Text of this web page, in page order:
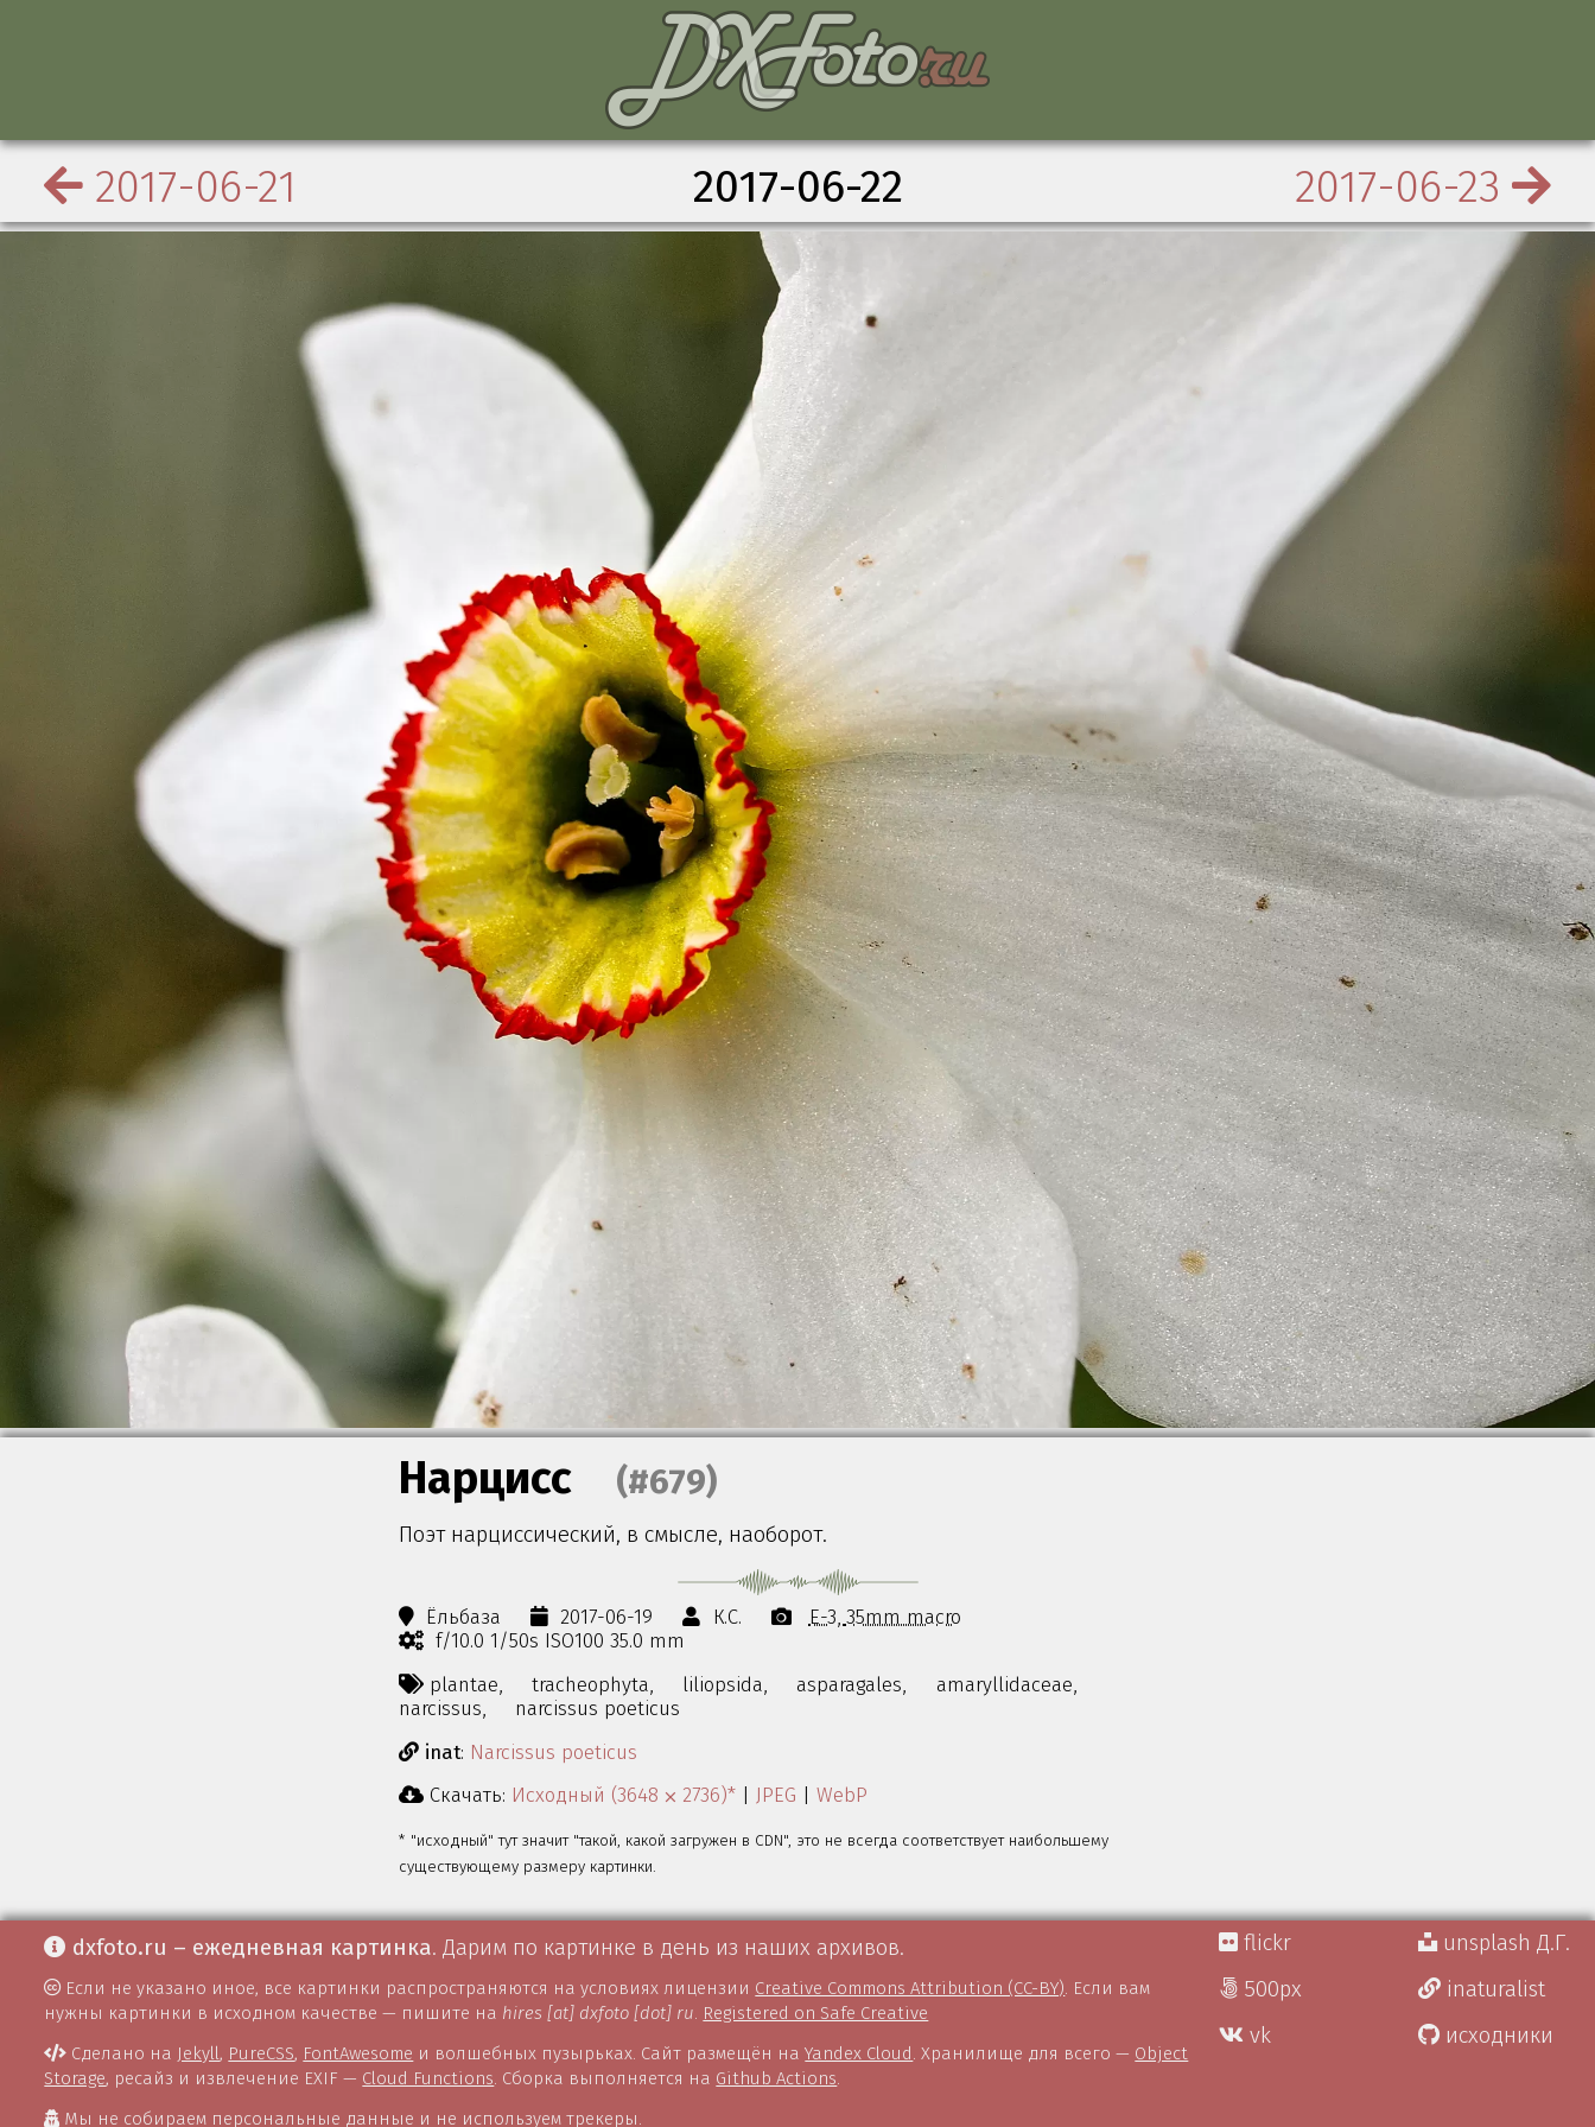
2017-06-21 2017-06-22 2017-06-23
Нарцисс (#679)
Поэт нарциссический, в смысле, наоборот.
Ёльбаза 2017-06-19 К.С. E-3 35mm macro
f/10.0 1/50s ISO100 35.0 mm
plantae,
tracheophyta, liliopsida, asparagales,
amaryllidaceae,
narcissus,
narcissus poeticus
inat: Narcissus poeticus
Скачать: Исходный (3648 ⨉ 2736)* JPEG WebP
* "исходный" тут значит "такой, какой загружен в CDN", это не всегда соответствует наибольшему
существующему размеру картинки.
dxfoto.ru – ежедневная картинка. Дарим по картинке в день из наших архивов.
Если не указано иное, все картинки распространяются на условиях лицензии Creative Commons Attribution (CC-BY). Если вам
нужны картинки в исходном качестве — пишите на hires [at] dxfoto [dot] ru. Registered on Safe Creative
Сделано на Jekyll, PureCSS, FontAwesome и волшебных пузырьках. Сайт размещён наYandex Cloud. Хранилище для всего — Object
Storage, ресайз и извлечение EXIF — Cloud Functions. Сборка выполняется на Github Actions.
Мы не собираем персональные данные и не используем трекеры.
flickr
500px
vk
unsplash Д.Г.
inaturalist
исходники